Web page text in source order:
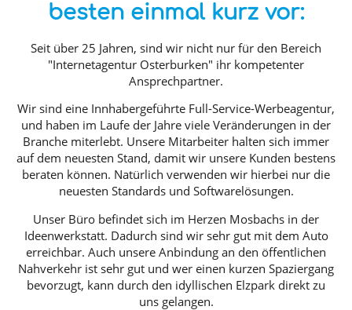
besten einmal kurz vor:
Seit über 25 Jahren, sind wir nicht nur für den Bereich
"Internetagentur Osterburken" ihr kompetenter
Ansprechpartner.
Wir sind eine Innhabergeführte Full-Service-Werbeagentur,
und haben im Laufe der Jahre viele Veränderungen in der
Branche miterlebt. Unsere Mitarbeiter halten sich immer
auf dem neuesten Stand, damit wir unsere Kunden bestens
beraten können. Natürlich verwenden wir hierbei nur die
neuesten Standards und Softwarelösungen.
Unser Büro befindet sich im Herzen Mosbachs in der
Ideenwerkstatt. Dadurch sind wir sehr gut mit dem Auto
erreichbar. Auch unsere Anbindung an den öffentlichen
Nahverkehr ist sehr gut und wer einen kurzen Spaziergang
bevorzugt, kann durch den idyllischen Elzpark direkt zu
uns gelangen.